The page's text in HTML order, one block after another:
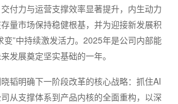
付力与运营支撑效率显著提升，内生动力
量市场保持稳健根基，并为迎接新发展积
变”中持续激发活力。2025年是公司内部能
发展奠定坚实基础的一年。
韬明确下一阶段改革的核心战略：抓住AI
从支撑体系到产品内核的全面重构，以深